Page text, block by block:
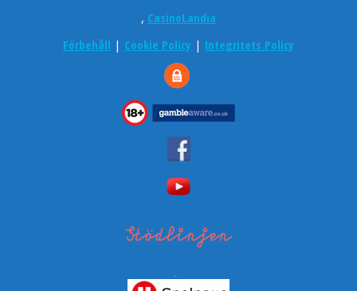
, CasinoLandia
Förbehåll | Cookie Policy | Integritets Policy